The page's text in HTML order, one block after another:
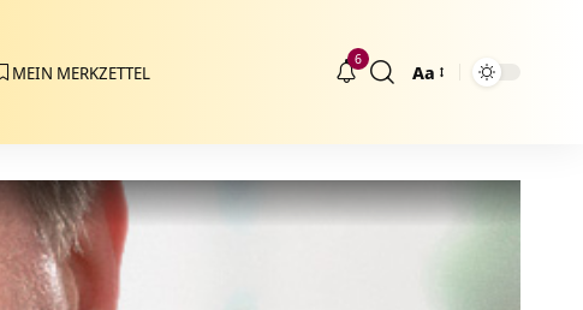
MEIN MERKZETTEL
6
Größenänderung
Aa